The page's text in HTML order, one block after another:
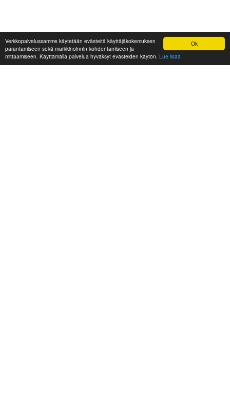
Ok
Verkkopalvelussamme käytetään evästeitä käyttäjäkokemuksen
parantamiseen sekä markkinoinnin kohdentamiseen ja
mittaamiseen. Käyttämällä palvelua hyväksyt evästeiden käytön. Lue lisää